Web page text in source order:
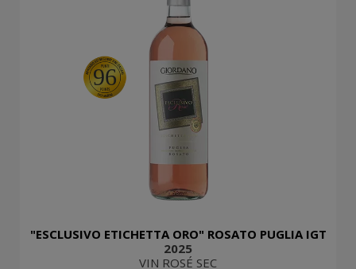
96
"ESCLUSIVO ETICHETTA ORO" ROSATO PUGLIA IGT
2025
VIN ROSÉ SEC